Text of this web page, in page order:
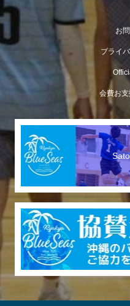
お
プライ
会費お